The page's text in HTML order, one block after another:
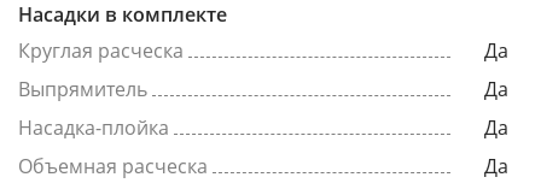
Насадки в комплекте
Круглая расческа
Да
Выпрямитель
Да
Насадка-плойка
Да
Объемная расческа
Да